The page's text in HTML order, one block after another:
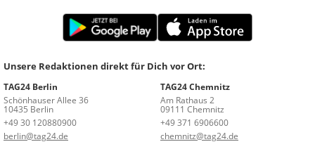
Unsere Redaktionen direkt für Dich vor Ort:
TAG24 Berlin
Schönhauser Allee 36
10435 Berlin
+49 30 120880900
berlin@tag24.de
TAG24 Chemnitz
Am Rathaus 2
09111 Chemnitz
+49 371 6906600
chemnitz@tag24.de